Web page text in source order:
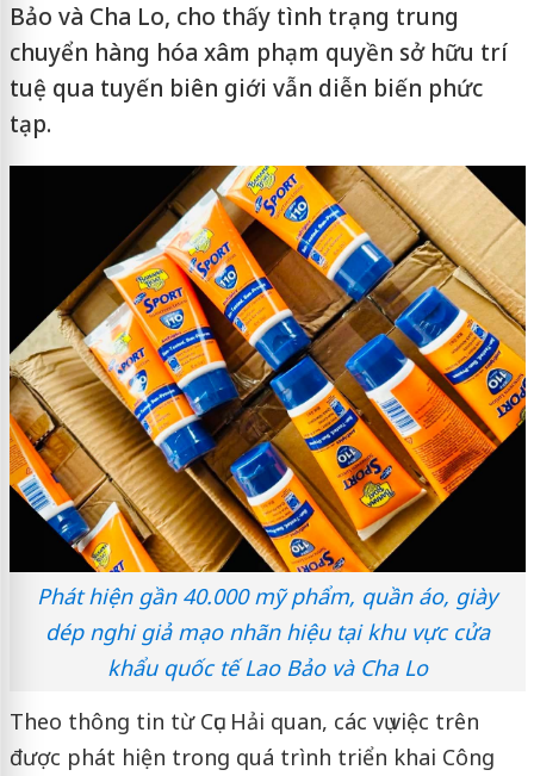
Bảo và Cha Lo, cho thấy tình trạng trung
chuyển hàng hóa xâm phạm quyền sở hữu trí
tuệ qua tuyến biên giới vẫn diễn biến phức
tạp.
Phát hiện gần 40.000 mỹ phẩm, quần áo, giày
dép nghi giả mạo nhãn hiệu tại khu vực cửa
khẩu quốc tế Lao Bảo và Cha Lo
Theo thông tin từ Cục Hải quan, các vụ việc trên
được phát hiện trong quá trình triển khai Công